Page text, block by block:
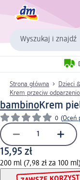
Wyszukaj i znajdź
Strona główna Dzieci
Krem przeciw
bambinoKrem
0 (Oceń
15,95 zł
200 ml (7,98 zł za 100 ml)